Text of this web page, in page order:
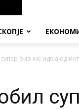
бизнис идеја од